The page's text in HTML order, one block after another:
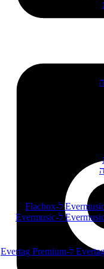
מה ההבדל בין Evermusic ל-Evermusic